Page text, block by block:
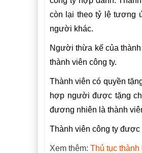
còn lại theo tỷ lệ tương
người khác.
Người thừa kế của
thành viên công ty.
Thành viên có quyền
hợp người được tặng
đương nhiên là thành
Thành viên công ty
Xem thêm: Thủ tục thành